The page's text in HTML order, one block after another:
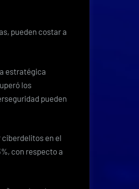
pueden costar a
estratégica
los
pueden
en el
con respecto a